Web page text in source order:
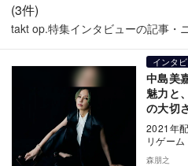
(3件)
takt op.特集インタビューの記事・
インタ
中島美
魅力と
の大切
2021年
リゲー
を』の
森朋之